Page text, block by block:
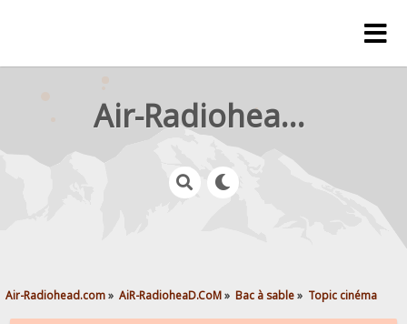
Air-Radiohead.com
Air-Radiohead.com» AiR-RadioheaD.CoM» Bac à sable» Topic cinéma